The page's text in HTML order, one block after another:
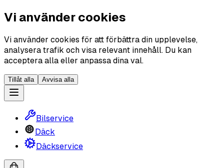
Vi använder cookies
Vi använder cookies för att förbättra din upplevelse,
analysera trafik och visa relevant innehåll. Du kan
acceptera alla eller anpassa dina val.
Tillåt alla Avvisa alla
Bilservice
Däck
Däckservice